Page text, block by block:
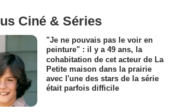
Ciné & Séries
"Je ne pouvais pas le voir en
peinture" : il y a 49 ans, la
cohabitation de cet acteur de La
Petite maison dans la prairie
avec l'une des stars de la série
était parfois difficile